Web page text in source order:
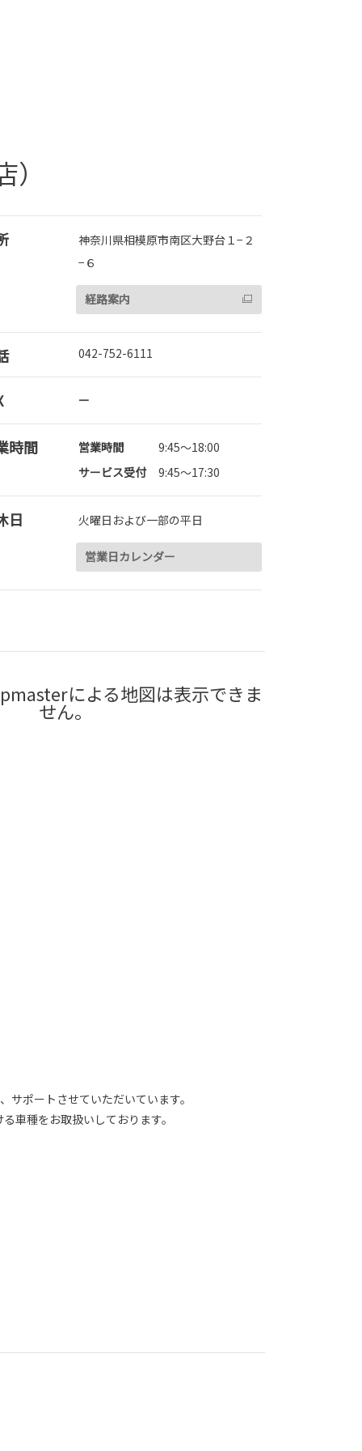
神奈川県相模原市南区大野台１−２
−６
経路案内
042-752-6111
ー
時間 営業時間
9:45～18:00
サービス受付
9:45～17:30
日 火曜日および一部の平日
営業日カレンダー
による地図は表示できま
せん。
ポートさせていただいています。
車種をお取扱いしております。